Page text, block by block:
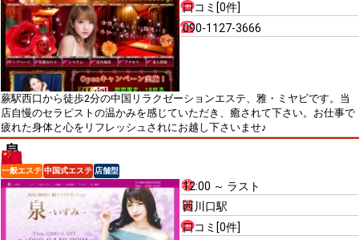
口コミ[0件]
090-1127-3666
蕨駅西口から徒歩2分の中国リラクゼーションエステ、雅・ミヤビです。当
店自慢のセラピストの温かみを感じていただき、癒されて下さい。お仕事で
疲れた身体と心をリフレッシュされにお越し下さいませ♪
泉
一般エステ 中国式エステ 店舗型
12:00 ～ ラスト
西川口駅
口コミ[0件]